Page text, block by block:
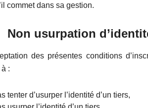
commet dans sa gestion.
usurpation
des présentes conditions
:
tenter d’usurper l’identité d’un tiers,